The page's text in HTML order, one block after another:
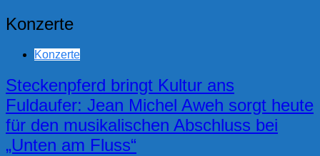
Konzerte
Konzerte
Steckenpferd bringt Kultur ans
Fuldaufer: Jean Michel Aweh sorgt heute
für den musikalischen Abschluss bei
„Unten am Fluss“